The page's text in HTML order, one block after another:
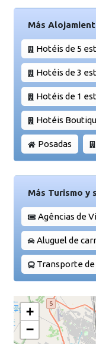
Más
Hotéis de 5
Hotéis de 3
Hotéis de 1
Hotéis
Posadas
Más Turismo y
Agências de
Aluguel de
Transporte de
+
−